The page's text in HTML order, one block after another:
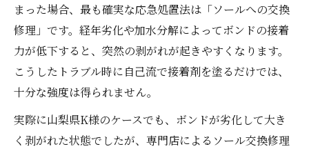
まった場合、最も確実な応急処置法は「ソールへの交換
修理」です。経年劣化や加水分解によってボンドの接着
力が低下すると、突然の剥がれが起きやすくなります。
こうしたトラブル時に自己流で接着剤を塗るだけでは、
十分な強度は得られません。
実際に山梨県K様のケースでも、ボンドが劣化して大き
く剥がれた状態でしたが、専門店によるソール交換修理